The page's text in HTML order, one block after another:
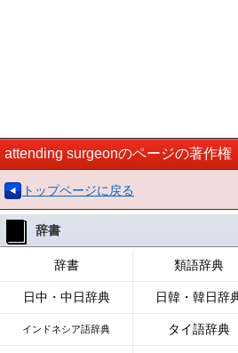
attending surgeonのページの著作権
トップページに戻る
辞書
辞書 類語辞典
日中・中日辞典 日韓・韓日辞
インドネシア語辞典 タイ語辞典